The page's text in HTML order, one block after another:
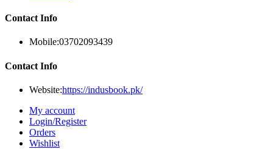
Contact Info
Mobile:03702093439
Contact Info
Website:https://indusbook.pk/
My account
Login/Register
Orders
Wishlist